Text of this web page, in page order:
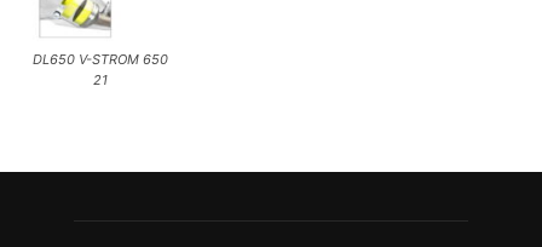
DL650 V-STROM 650
21